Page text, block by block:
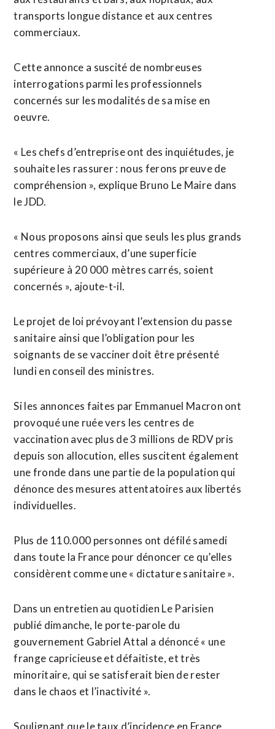
transports longue distance et aux centres
commerciaux.
Cette annonce a suscité de nombreuses
interrogations parmi les professionnels
concernés sur les modalités de sa mise en
oeuvre.
« Les chefs d’entreprise ont des inquiétudes, je
souhaite les rassurer : nous ferons preuve de
compréhension », explique Bruno Le Maire dans
le JDD.
« Nous proposons ainsi que seuls les plus grands
centres commerciaux, d’une superficie
supérieure à 20 000 mètres carrés, soient
concernés », ajoute-t-il.
Le projet de loi prévoyant l’extension du passe
sanitaire ainsi que l’obligation pour les
soignants de se vacciner doit être présenté
lundi en conseil des ministres.
Si les annonces faites par Emmanuel Macron ont
provoqué une ruée vers les centres de
vaccination avec plus de 3 millions de RDV pris
depuis son allocution, elles suscitent également
une fronde dans une partie de la population qui
dénonce des mesures attentatoires aux libertés
individuelles.
Plus de 110.000 personnes ont défilé samedi
dans toute la France pour dénoncer ce qu’elles
considèrent comme une « dictature sanitaire ».
Dans un entretien au quotidien Le Parisien
publié dimanche, le porte-parole du
gouvernement Gabriel Attal a dénoncé « une
frange capricieuse et défaitiste, et très
minoritaire, qui se satisferait bien de rester
dans le chaos et l’inactivité ».
Soulignant que le taux d’incidence en France